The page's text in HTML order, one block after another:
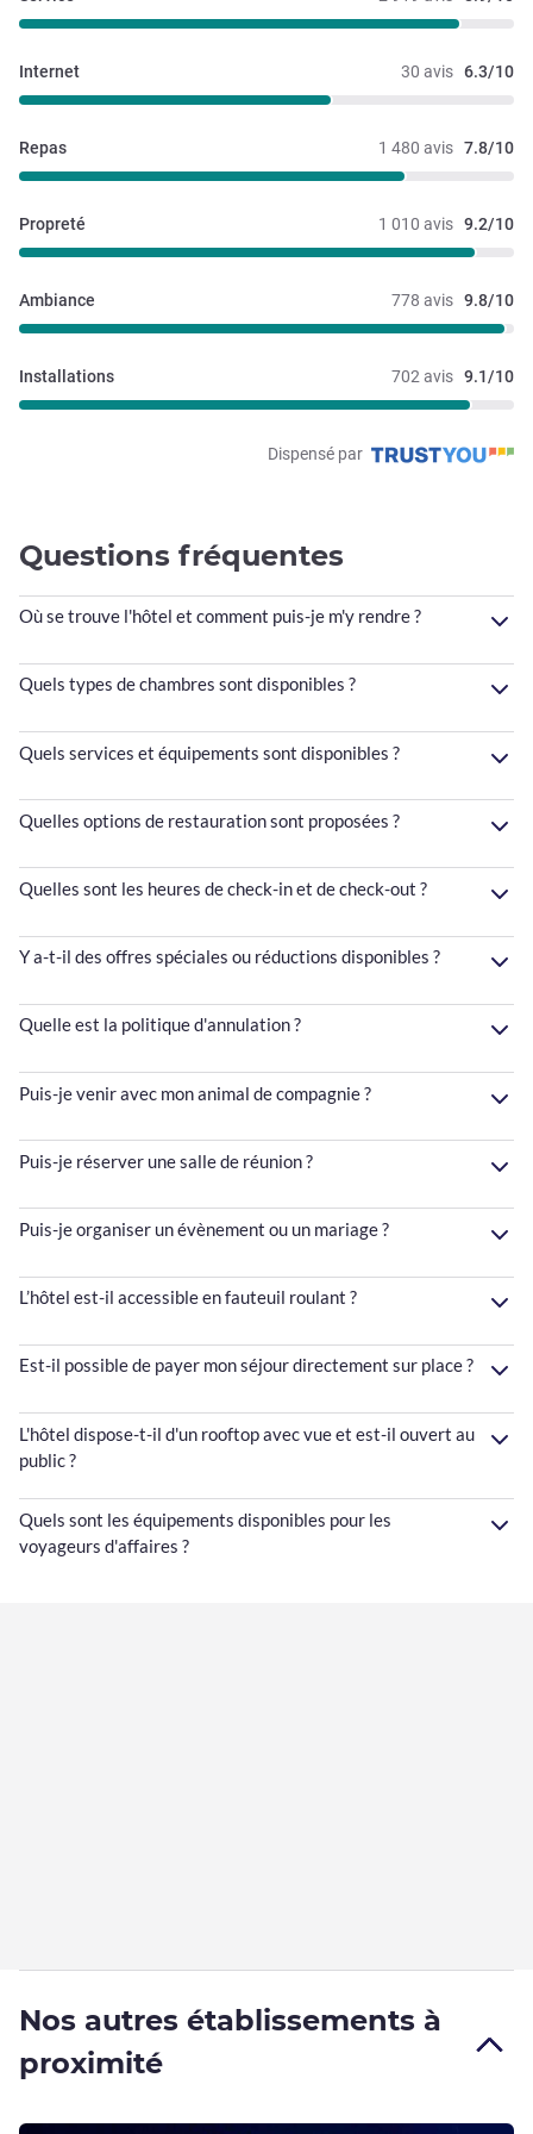
30 avis 6.3/10
Internet
1 480 avis 7.8/10
Repas
1 010 avis 9.2/10
Propreté
778 avis 9.8/10
Ambiance
702 avis 9.1/10
Installations
Dispensé par
Questions fréquentes
Où se trouve l'hôtel et comment puis-je m'y rendre ?
Quels types de chambres sont disponibles ?
Quels services et équipements sont disponibles ?
Quelles options de restauration sont proposées ?
Quelles sont les heures de check-in et de check-out ?
Y a-t-il des offres spéciales ou réductions disponibles ?
Quelle est la politique d'annulation ?
Puis-je venir avec mon animal de compagnie ?
Puis-je réserver une salle de réunion ?
Puis-je organiser un évènement ou un mariage ?
L’hôtel est-il accessible en fauteuil roulant ?
Est-il possible de payer mon séjour directement sur place ?
L'hôtel dispose-t-il d'un rooftop avec vue et est-il ouvert au
public ?
Quels sont les équipements disponibles pour les
voyageurs d'affaires ?
Nos autres établissements à
proximité